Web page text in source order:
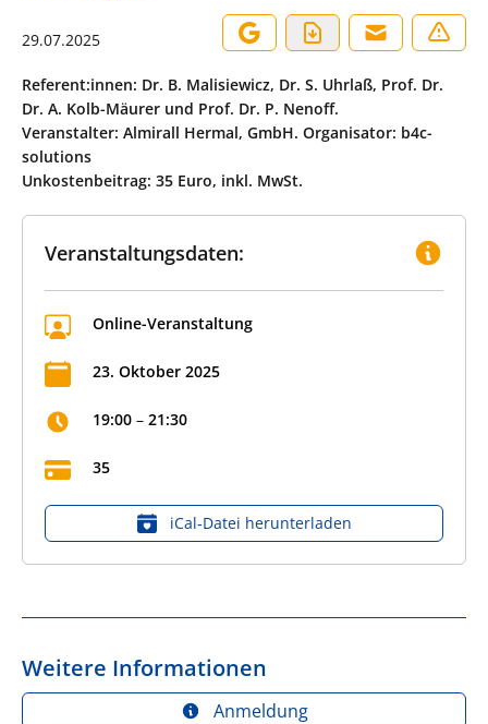
29.07.2025
Veranstaltungsdaten:
Online-Veranstaltung
23. Oktober 2025
19:00 – 21:30
35
iCal‑Datei herunterladen
Referent:innen: Dr. B. Malisiewicz, Dr. S. Uhrlaß, Prof. Dr.
Dr. A. Kolb-Mäurer und Prof. Dr. P. Nenoff.
Veranstalter: Almirall Hermal, GmbH. Organisator: b4c-
solutions
Unkostenbeitrag: 35 Euro, inkl. MwSt.
Weitere Informationen
Anmeldung